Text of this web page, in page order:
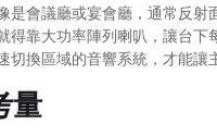
會議廳或宴會廳，通常反
靠大功率陣列喇叭，讓台
換區域的音響系統，才能讓
量